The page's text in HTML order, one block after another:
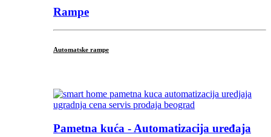
Rampe
Automatske rampe
Pametna kuća - Automatizacija uređaja